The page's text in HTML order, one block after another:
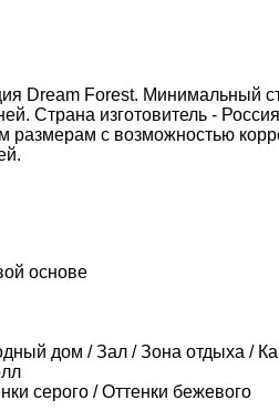
Dream Forest. Минимальный
Страна изготовитель -
с возможностью
основе
дом / Зал / Зона отдыха /
серого / Оттенки бежевого